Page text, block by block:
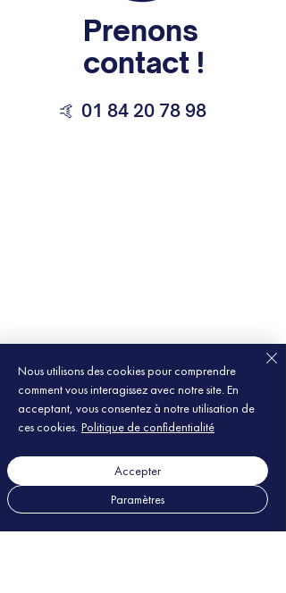
Prenons
contact !
🤙 01 84 20 78 98
Nous utilisons des cookies pour comprendre
comment vous interagissez avec notre site. En
acceptant, vous consentez à notre utilisation de
ces cookies. Politique de confidentialité
Paramètres
Accepter